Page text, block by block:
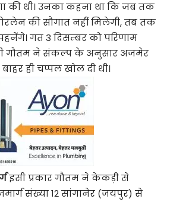
की थी। उनका कहना था कि जब तक
की सौगात नहीं मिलेगी, तब तक
गत 3 दिसम्बर को परिणाम
गौतम ने संकल्प के अनुसार अजमेर
ही चप्पल खोल दी थी।
इसी प्रकार गौतम ने केकड़ी से
संख्या 12 सांगानेर (जयपुर) से